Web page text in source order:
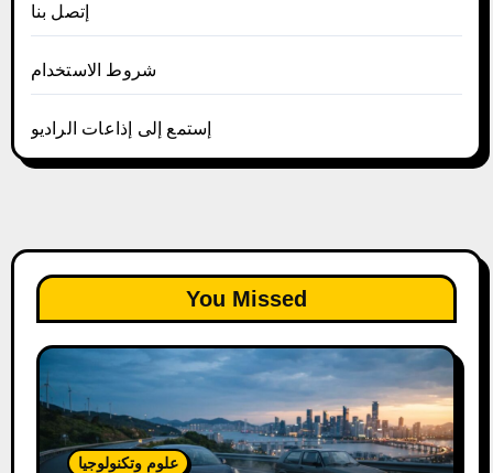
إتصل بنا
شروط الاستخدام
إستمع إلى إذاعات الراديو
You Missed
علوم وتكنولوجيا